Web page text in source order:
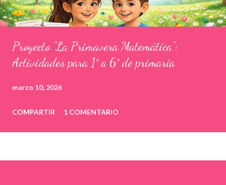
Proyecto “La Primavera Matemática”:
Actividades para 1° a 6° de primaria
marzo 10, 2026
COMPARTIR 1 COMENTARIO